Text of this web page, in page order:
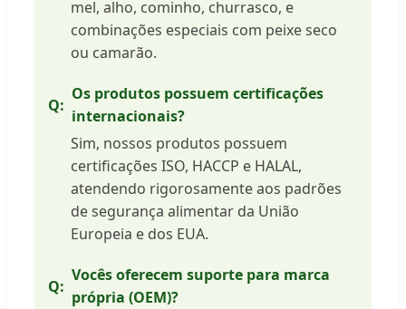
mel, alho, cominho, churrasco, e
combinações especiais com peixe seco
ou camarão.
Os produtos possuem certificações
internacionais?
Sim, nossos produtos possuem
certificações ISO, HACCP e HALAL,
atendendo rigorosamente aos padrões
de segurança alimentar da União
Europeia e dos EUA.
Vocês oferecem suporte para marca
própria (OEM)?